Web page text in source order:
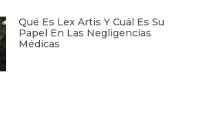
Qué Es Lex Artis Y Cuál Es Su
Papel En Las Negligencias
Médicas